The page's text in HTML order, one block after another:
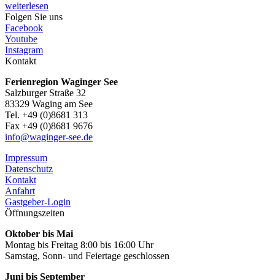
weiterlesen
Folgen Sie uns
Facebook
Youtube
Instagram
Kontakt
Ferienregion Waginger See
Salzburger Straße 32
83329 Waging am See
Tel. +49 (0)8681 313
Fax +49 (0)8681 9676
info@waginger-see.de
Impressum
Datenschutz
Kontakt
Anfahrt
Gastgeber-Login
Öffnungszeiten
Oktober bis Mai
Montag bis Freitag 8:00 bis 16:00 Uhr
Samstag, Sonn- und Feiertage geschlossen
Juni bis September